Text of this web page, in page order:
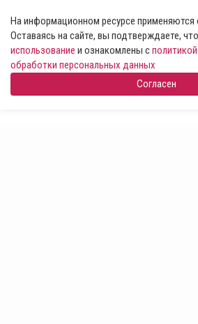
На информационном ресурсе
Оставаясь на сайте, вы подтверждаете, что
использование и ознакомлены с
обработки персональных данных
Согласен